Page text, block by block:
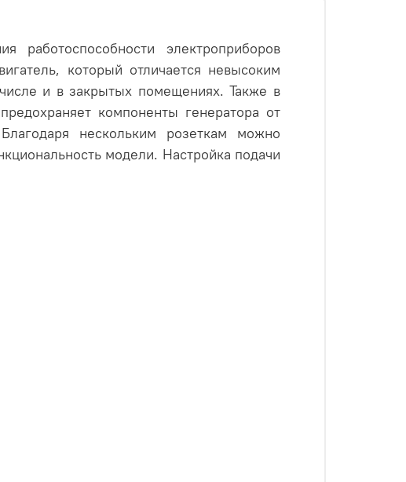
электроприборов
который отличается невысоким
и в закрытых помещениях. Также в
компоненты генератора от
нескольким розеткам можно
модели. Настройка подачи